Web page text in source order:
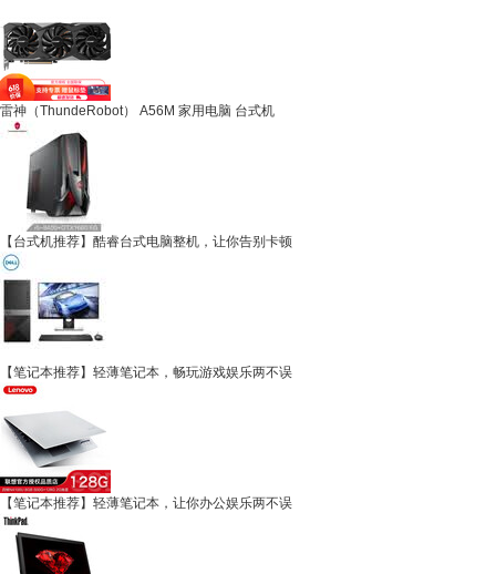
雷神（ThundeRobot） A56M 家用电脑 台式机
【台式机推荐】酷睿台式电脑整机，让你告别卡顿
【笔记本推荐】轻薄笔记本，畅玩游戏娱乐两不误
【笔记本推荐】轻薄笔记本，让你办公娱乐两不误